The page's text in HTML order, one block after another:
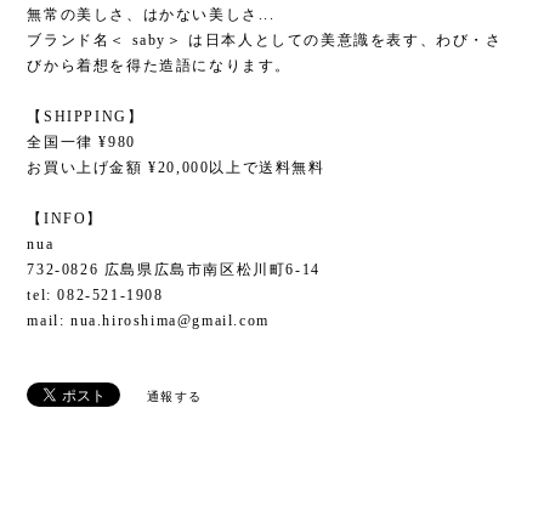
無常の美しさ、はかない美しさ...
ブランド名＜ saby＞ は日本人としての美意識を表す、わび・さ
びから着想を得た造語になります。
【SHIPPING】
全国一律 ¥980
お買い上げ金額 ¥20,000以上で送料無料
【INFO】
nua
732-0826 広島県広島市南区松川町6-14
tel: 082-521-1908
mail: nua.hiroshima@gmail.com
通報する